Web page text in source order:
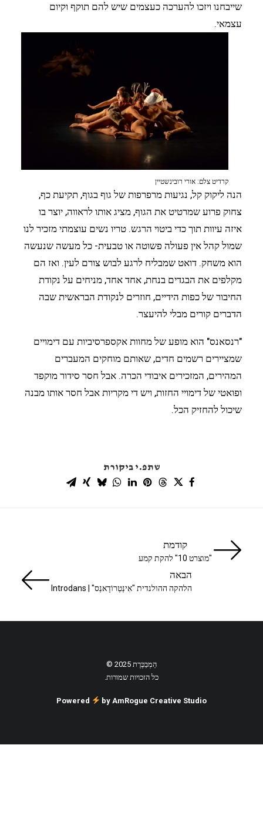
שייבחנו ויזכו להערכה כעצמים שיש להם תוקף וקיום
עצמאי.
קרדיט צלם: אורי רובינשטיין
הנה ליקוק קל, נגיעות מרפרפות של גוף בגוף, תקיעת כף,
צחוק פרוע שמרטיט את הגוף, מציג אותו לראווה, יוצר בו
איזה עיוות תוך כדי ביטוי הרגש. טריו נשים עוצמתי מזכיר לנו
שמול קהל אין פעולה פשוטה או טבעית- כל מעשה שנעשה
הוא משחק. דואט שמבליח לרגע לבוש צורם לעין. ואז הם
מקלפים את הבגדים בנחת, אחד אחד, מניחים על נקודת
החיבור של כפות הידיים, חוזרים לנקודת הבראשית שבה
הדברים קורים מבלי להיעצר.
"רנסאנס" הוא מופע של מחוות אקספרסיביות עם דימויים
שמציירים רשמים חדים, שאותם מוחקים המעברים
המהירים, המזכירים איבודי הכרה. אבל חסר סידור מוקפד
ופואטי של דימויי החזות, ויש די מקריות אבל חסר אותו מבנה
שיכול להחזיק הכל.
שתפ.י ביקורת
קודמת
"מוצרט 10" להקת קמע
הבאה
הלהקה ההולנדית "אִינְטְרוֹדָאנְס" | Introdans
הַמְבַכֶּרֶת 2025 ©
כל הזכויות שמורות.
Powered by AmRogue Creative Studio